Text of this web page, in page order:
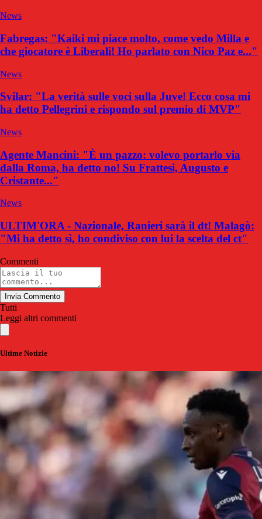
News
Fabregas: "Kaiki mi piace molto, come vedo Milla e
che giocatore è Liberali! Ho parlato con Nico Paz e..."
News
Svilar: "La verità sulle voci sulla Juve! Ecco cosa mi
ha detto Pellegrini e rispondo sul premio di MVP"
News
Agente Mancini: "È un pazzo: volevo portarlo via
dalla Roma, ha detto no! Su Frattesi, Augusto e
Cristante..."
News
ULTIM'ORA - Nazionale, Ranieri sarà il dt! Malagò:
"Mi ha detto sì, ho condiviso con lui la scelta del ct"
Commenti
Invia Commento
Tutti
Leggi altri commenti
Ultime Notizie